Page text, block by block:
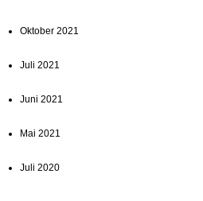
Oktober 2021
Juli 2021
Juni 2021
Mai 2021
Juli 2020